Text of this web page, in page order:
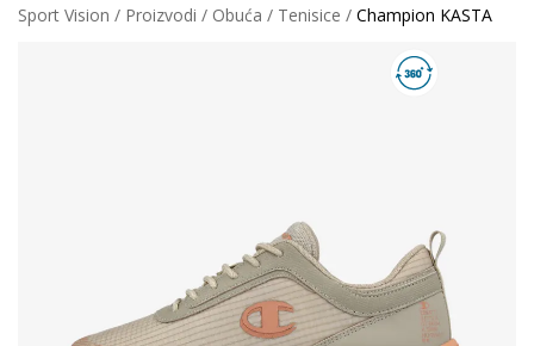
Sport Vision Proizvodi Obuća Tenisice Champion KASTA